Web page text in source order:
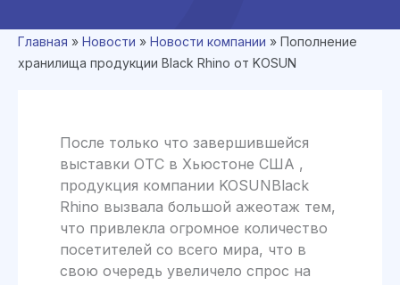
Главная » Новости » Новости компании » Пополнение
хранилища продукции Black Rhino от KOSUN
После только что завершившейся
выставки ОТС в Хьюстоне США ,
продукция компании KOSUNBlack
Rhino вызвала большой ажеотаж тем,
что привлекла огромное количество
посетителей со всего мира, что в
свою очередь увеличело спрос на